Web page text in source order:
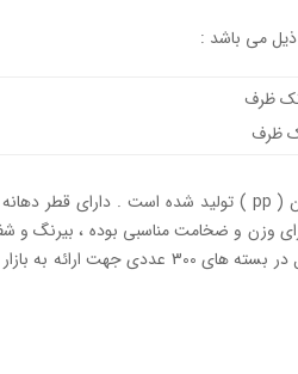
. دارای وزن و ضخامت مناسبی بوده ،
سرد و گرم مانند آب آشامیدنی ، انواع آبمیوه ها ،